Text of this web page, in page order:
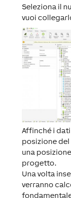
Seleziona il
vuoi
Affinché i
posizione
una
progetto.
Una volta
verranno